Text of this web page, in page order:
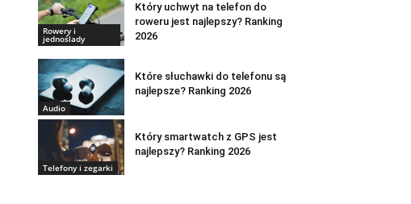
Rowery i
jednoślady
Który uchwyt na telefon do
roweru jest najlepszy? Ranking
2026
Audio
Które słuchawki do telefonu są
najlepsze? Ranking 2026
Telefony i zegarki
Który smartwatch z GPS jest
najlepszy? Ranking 2026